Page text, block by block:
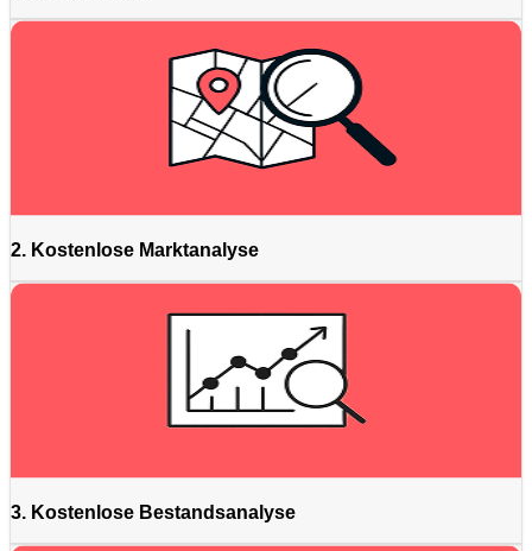
2. Kostenlose Marktanalyse
3. Kostenlose Bestandsanalyse